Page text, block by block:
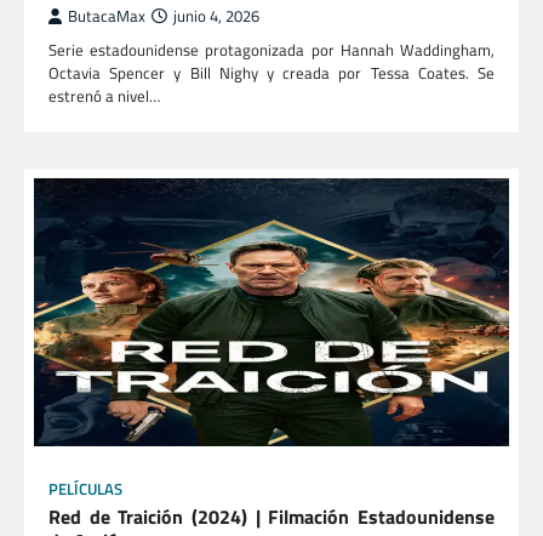
ButacaMax junio 4, 2026
Serie estadounidense protagonizada por Hannah Waddingham,
Octavia Spencer y Bill Nighy y creada por Tessa Coates. Se
estrenó a nivel…
PELÍCULAS
Red de Traición (2024) | Filmación Estadounidense